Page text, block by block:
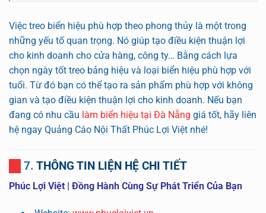
Việc treo biển hiệu phù hợp theo phong thủy là một trong
những yếu tố quan trọng. Nó giúp tạo điều kiện thuận lợi
cho kinh doanh cho cửa hàng, công ty… Bằng cách lựa
chọn ngày tốt treo bảng hiệu và loại biển hiệu phù hợp với
tuổi. Từ đó bạn có thể tạo ra sản phẩm phù hợp với không
gian và tạo điều kiện thuận lợi cho kinh doanh. Nếu bạn
đang có nhu cầu làm biển hiệu tại Đà Nẵng giá tốt, hãy liên
hệ ngay Quảng Cáo Nội Thất Phúc Lợi Việt nhé!
7. THÔNG TIN LIỆN HỆ CHI TIẾT
Phúc Lợi Việt | Đồng Hành Cùng Sự Phát Triển Của Bạn